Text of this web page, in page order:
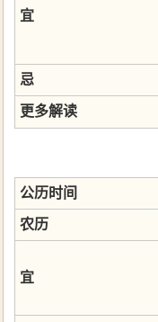
宜
忌
更多解读
公历时间
农历
宜